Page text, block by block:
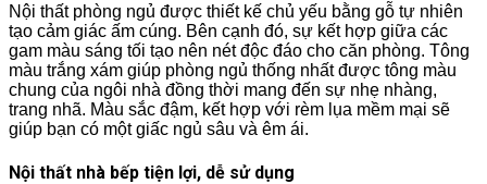
Nội thất phòng ngủ được thiết kế chủ yếu bằng gỗ tự nhiên
tạo cảm giác ấm cúng. Bên cạnh đó, sự kết hợp giữa các
gam màu sáng tối tạo nên nét độc đáo cho căn phòng. Tông
màu trắng xám giúp phòng ngủ thống nhất được tông màu
chung của ngôi nhà đồng thời mang đến sự nhẹ nhàng,
trang nhã. Màu sắc đậm, kết hợp với rèm lụa mềm mại sẽ
giúp bạn có một giấc ngủ sâu và êm ái.
Nội thất nhà bếp tiện lợi, dễ sử dụng